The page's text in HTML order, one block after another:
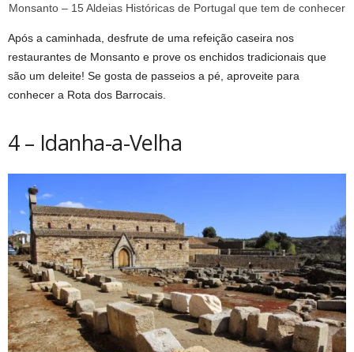
Monsanto – 15 Aldeias Históricas de Portugal que tem de conhecer
Após a caminhada, desfrute de uma refeição caseira nos
restaurantes de Monsanto e prove os enchidos tradicionais que
são um deleite! Se gosta de passeios a pé, aproveite para
conhecer a Rota dos Barrocais.
4 – Idanha-a-Velha